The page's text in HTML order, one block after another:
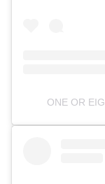
ONE OR